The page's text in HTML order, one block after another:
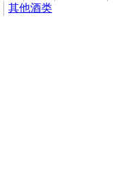
其他酒类